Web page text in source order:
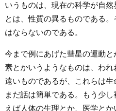
いうものは、現在の科学が自
とは、性質の異るものである
はならないのである。
今まで例にあげた彗星の運動
素とかいうようなものは、わ
遠いものであるが、これらは生
まだ話は簡単である。もう少
えば人体の生理とか、医学と